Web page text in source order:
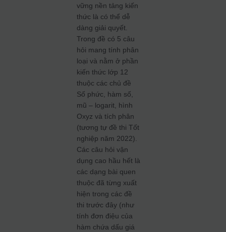
vững nền tảng kiến
thức là có thể dễ
dàng giải quyết.
Trong đề có 5 câu
hỏi mang tính phân
loại và nằm ở phần
kiến thức lớp 12
thuộc các chủ đề
Số phức, hàm số,
mũ – logarit, hình
Oxyz và tích phân
(tương tự đề thi Tốt
nghiệp năm 2022).
Các câu hỏi vận
dụng cao hầu hết là
các dạng bài quen
thuộc đã từng xuất
hiện trong các đề
thi trước đây (như
tính đơn điệu của
hàm chứa dấu giá